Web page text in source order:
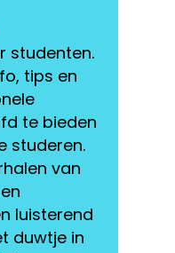
studenten.
tips en
te bieden
studeren.
van
luisterend
duwtje in